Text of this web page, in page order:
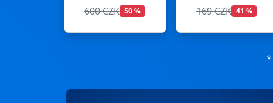
169 CZK 41 % 299 CZK 8 %
*